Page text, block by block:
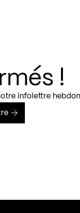
!
infolettre